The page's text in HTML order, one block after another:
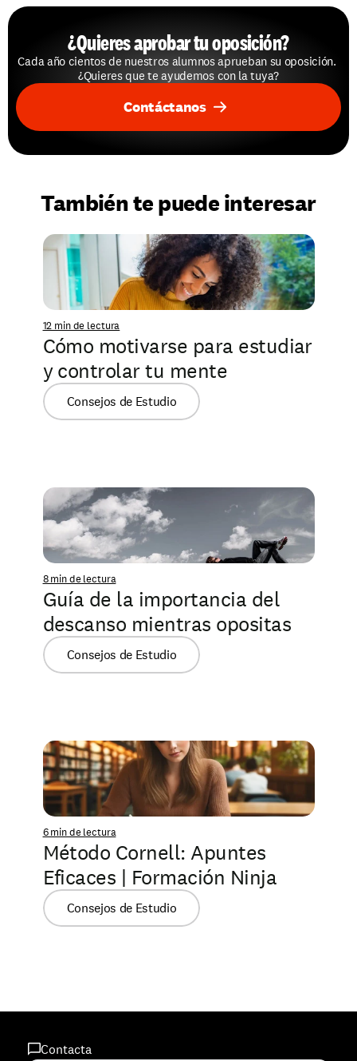
¿Quieres aprobar tu oposición?
Cada año cientos de nuestros alumnos aprueban su oposición.
¿Quieres que te ayudemos con la tuya?
Contáctanos
También te puede interesar
12 min de lectura
Cómo motivarse para estudiar
y controlar tu mente
Consejos de Estudio
8 min de lectura
Guía de la importancia del
descanso mientras opositas
Consejos de Estudio
6 min de lectura
Método Cornell: Apuntes
Eficaces | Formación Ninja
Consejos de Estudio
Contacta